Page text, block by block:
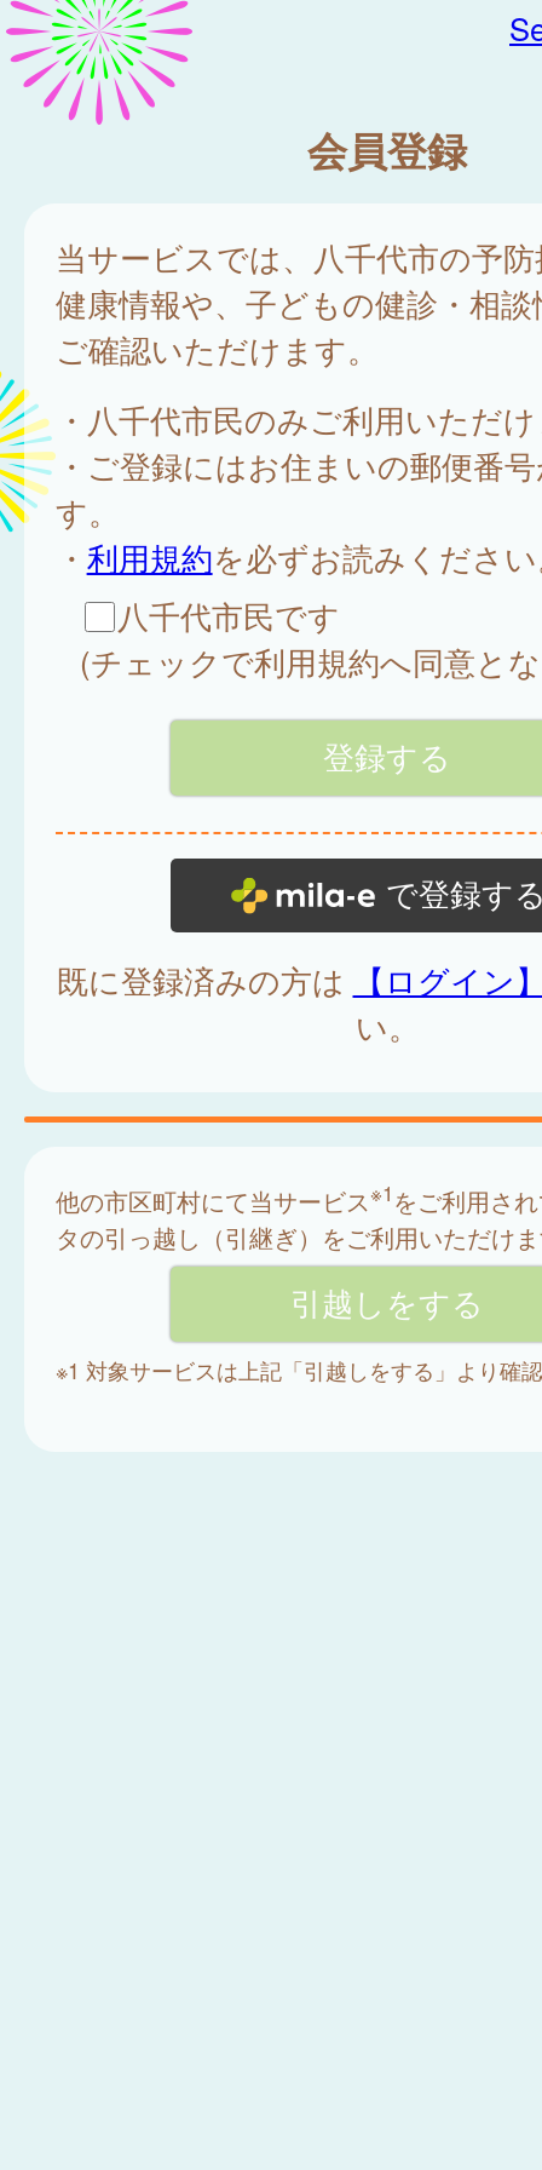
会員登録
当サービスでは、八千代市の予
健康情報や、子どもの健診・相
ご確認いただけます。
・八千代市民のみご利用いただ
・ご登録にはお住まいの郵便番
す。
・ 利用規約を必ずお読みくださ
八千代市民です
(チェックで利用規約へ同意と
で登録す
既に登録済みの方は
【ログイン
い。
他の市区町村にて当サービス※1 をご利用さ
タの引っ越し（引継ぎ）をご利用いただけ
※1 対象サービスは上記「引越しをする」より確